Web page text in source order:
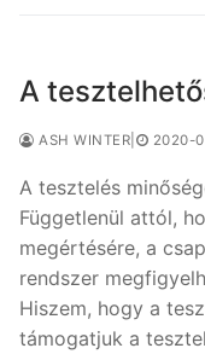
A
ASH WINTER 2020-
A tesztelés
Függetlenül attól,
megértésére, a
rendszer
Hiszem, hogy a
támogatjuk a